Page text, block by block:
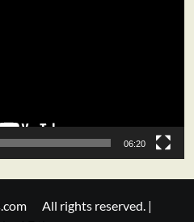
06:20
All rights reserved. |